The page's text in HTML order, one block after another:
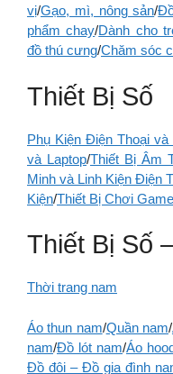
vị/Gạo, mì, nông sản/
phẩm chay/Dành cho
đồ thú cưng/Chăm sóc
Thiết Bị Số
Phụ Kiện Điện Thoại
và Laptop/Thiết Bị Âm
Minh và Linh Kiện Điện
Kiện/Thiết Bị Chơi
Thiết Bị Số
Thời trang nam
Áo thun nam/Quần nam/
nam/Đồ lót nam/Áo
Đồ đôi – Đồ gia đình